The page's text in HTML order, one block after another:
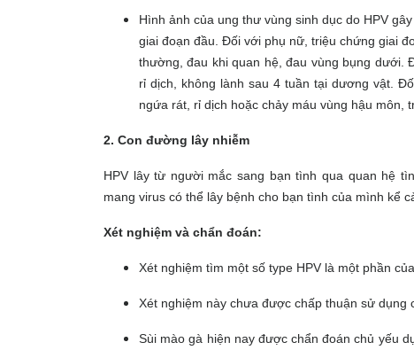
Hình ảnh của ung thư vùng sinh dục do HPV
giai đoạn đầu. Đối với phụ nữ, triệu chứng giai
thường, đau khi quan hệ, đau vùng bụng dưới.
rỉ dịch, không lành sau 4 tuần tại dương vật.
ngứa rát, rỉ dịch hoặc chảy máu vùng hậu
2. Con đường lây nhiễm
HPV lây từ người mắc sang bạn tình qua quan hệ
mang virus có thể lây bệnh cho bạn tình của mình kể
Xét nghiệm và chẩn đoán:
Xét nghiệm tìm một số type HPV là một phần
Xét nghiệm này chưa được chấp thuận sử
Sùi mào gà hiện nay được chẩn đoán chủ yếu